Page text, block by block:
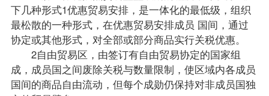
下几种形式1优惠贸易安排，是一体化的最低级，组织
最松散的一种形式，在优惠贸易安排成员 国间，通过
协定或其他形式，对全部或部分商品实行关税优惠。
2自由贸易区，由签订有自由贸易协定的国家组
成，成员国之间废除关税与数量限制，使区域内各成员
国间的商品自由流动，但每个成勋仍保持对非成员国独